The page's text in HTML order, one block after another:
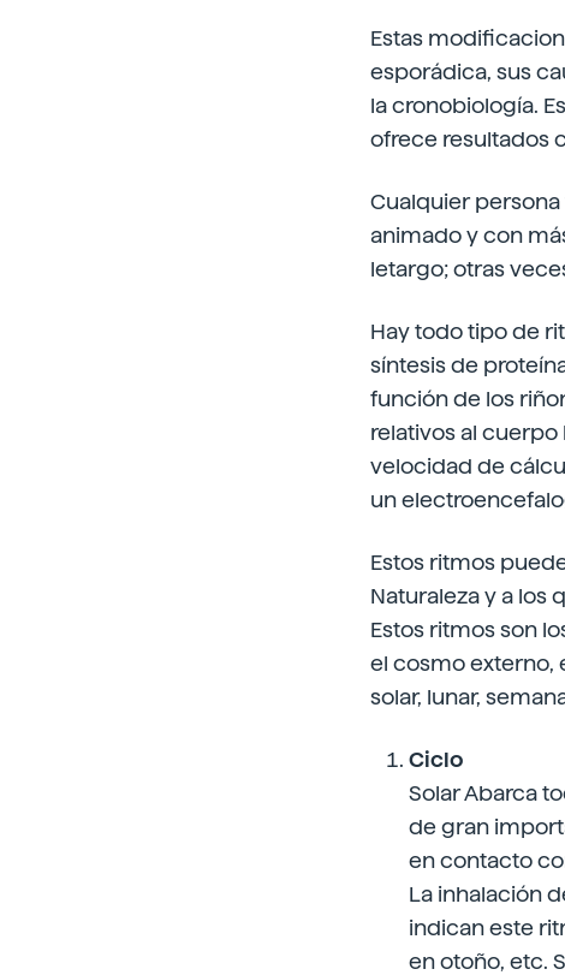
Estas
esporádica, sus
la cronobiología.
ofrece resultados
Cualquier persona
animado y con
letargo; otras
Hay todo tipo de
síntesis de
función de los
relativos al
velocidad de
un
Estos ritmos
Naturaleza y a los
Estos ritmos son
el cosmo externo,
solar, lunar,
Ciclo
Solar Abarca
de gran
en contacto
La inhalación
indican este
en otoño, etc.